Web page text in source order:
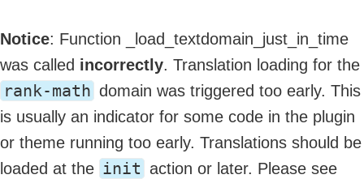
Notice: Function _load_textdomain_just_in_time
was called incorrectly. Translation loading for the
rank-math domain was triggered too early. This
is usually an indicator for some code in the plugin
or theme running too early. Translations should be
loaded at the init action or later. Please see